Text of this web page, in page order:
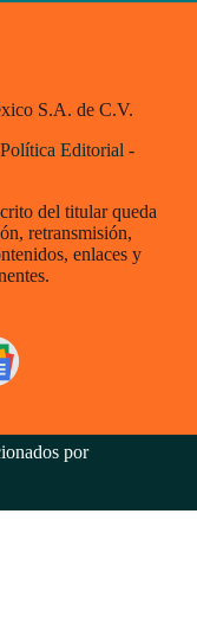
S.A. de C.V.
Política Editorial -
del titular queda
retransmisión,
enlaces y
por